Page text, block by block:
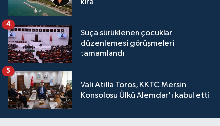
kira
Suça sürüklenen çocuklar
düzenlemesi görüşmeleri
tamamlandı
4
Vali Atilla Toros, KKTC Mersin
Konsolosu Ülkü Alemdar'ı kabul etti
5